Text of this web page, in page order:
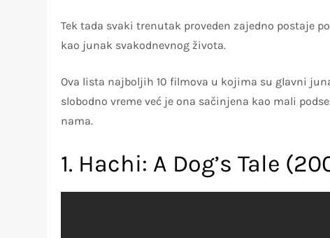
Tek tada svaki trenutak proveden zajedno postaje
kao junak svakodnevnog života.
Ova lista najboljih 10 filmova u kojima su glavni
slobodno vreme već je ona sačinjena kao mali
nama.
1. Hachi: A Dog’s Tale